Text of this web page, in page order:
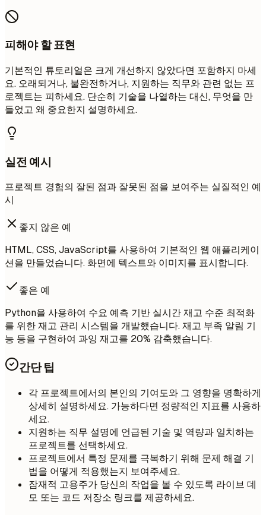
피해야 할 표현
기본적인 튜토리얼은 크게 개선하지 않았다면 포함하지 마세
요. 오래되거나, 불완전하거나, 지원하는 직무와 관련 없는 프
로젝트는 피하세요. 단순히 기술을 나열하는 대신, 무엇을 만
들었고 왜 중요한지 설명하세요.
실전 예시
프로젝트 경험의 잘된 점과 잘못된 점을 보여주는 실질적인 예
시
좋지 않은 예
HTML, CSS, JavaScript를 사용하여 기본적인 웹 애플리케이
션을 만들었습니다. 화면에 텍스트와 이미지를 표시합니다.
좋은 예
Python을 사용하여 수요 예측 기반 실시간 재고 수준 최적화
를 위한 재고 관리 시스템을 개발했습니다. 재고 부족 알림 기
능 등을 구현하여 과잉 재고를 20% 감축했습니다.
간단 팁
각 프로젝트에서의 본인의 기여도와 그 영향을 명확하게
상세히 설명하세요. 가능하다면 정량적인 지표를 사용하
세요.
지원하는 직무 설명에 언급된 기술 및 역량과 일치하는
프로젝트를 선택하세요.
프로젝트에서 특정 문제를 극복하기 위해 문제 해결 기
법을 어떻게 적용했는지 보여주세요.
잠재적 고용주가 당신의 작업을 볼 수 있도록 라이브 데
모 또는 코드 저장소 링크를 제공하세요.